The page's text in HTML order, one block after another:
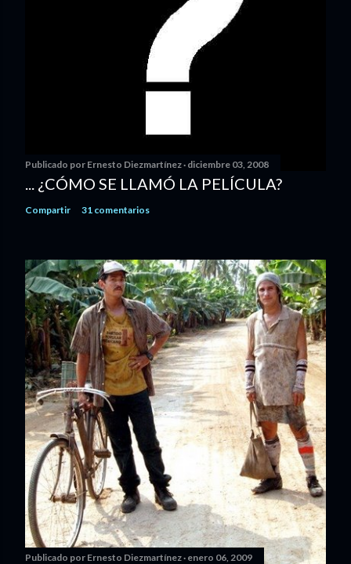
Publicado por Ernesto Diezmartínez diciembre 03, 2008
... ¿CÓMO SE LLAMÓ LA PELÍCULA?
Compartir 31 comentarios
Publicado por Ernesto Diezmartínez enero 06, 2009